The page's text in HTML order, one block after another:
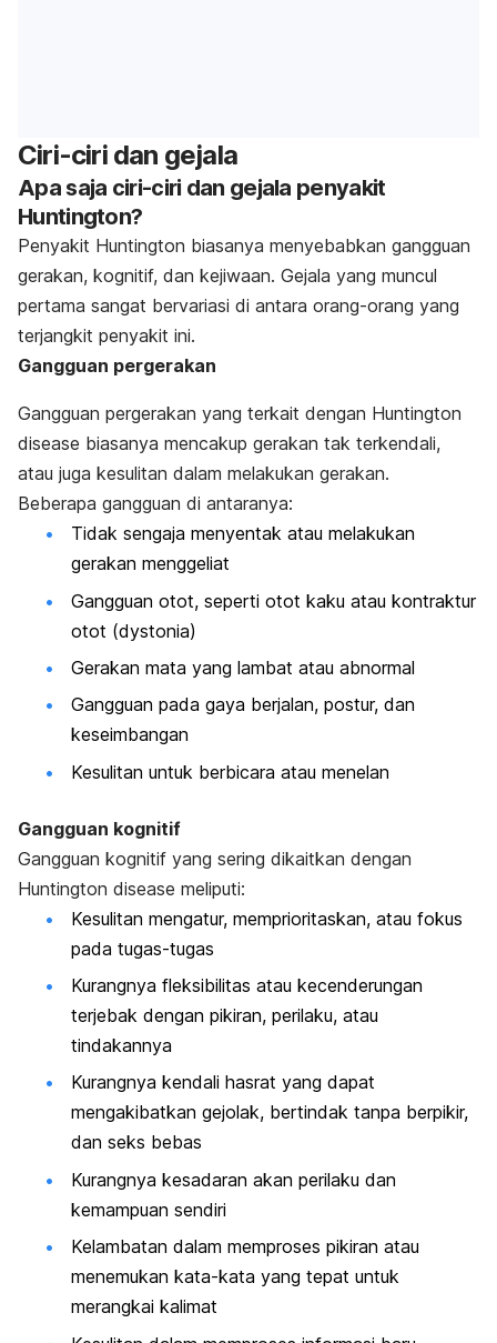
Ciri-ciri dan gejala
Apa saja ciri-ciri dan gejala penyakit
Huntington?
Penyakit Huntington biasanya menyebabkan gangguan
gerakan, kognitif, dan kejiwaan. Gejala yang muncul
pertama sangat bervariasi di antara orang-orang yang
terjangkit penyakit ini.
Gangguan pergerakan
Gangguan pergerakan yang terkait dengan Huntington
disease biasanya mencakup gerakan tak terkendali,
atau juga kesulitan dalam melakukan gerakan.
Beberapa gangguan di antaranya:
Tidak sengaja menyentak atau melakukan
gerakan menggeliat
Gangguan otot, seperti otot kaku atau kontraktur
otot (dystonia)
Gerakan mata yang lambat atau abnormal
Gangguan pada gaya berjalan, postur, dan
keseimbangan
Kesulitan untuk berbicara atau menelan
Gangguan kognitif
Gangguan kognitif yang sering dikaitkan dengan
Huntington disease meliputi:
Kesulitan mengatur, memprioritaskan, atau fokus
pada tugas-tugas
Kurangnya fleksibilitas atau kecenderungan
terjebak dengan pikiran, perilaku, atau
tindakannya
Kurangnya kendali hasrat yang dapat
mengakibatkan gejolak, bertindak tanpa berpikir,
dan seks bebas
Kurangnya kesadaran akan perilaku dan
kemampuan sendiri
Kelambatan dalam memproses pikiran atau
menemukan kata-kata yang tepat untuk
merangkai kalimat